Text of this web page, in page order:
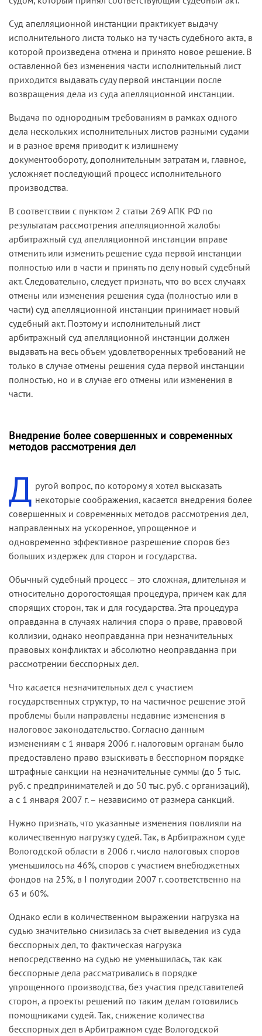
Суд апелляционной инстанции практикует выдачу
исполнительного листа только на ту часть судебного акта, в
которой произведена отмена и принято новое решение. В
оставленной без изменения части исполнительный лист
приходится выдавать суду первой инстанции после
возвращения дела из суда апелляционной инстанции.
Выдача по однородным требованиям в рамках одного
дела нескольких исполнительных листов разными судами
и в разное время приводит к излишнему
документообороту, дополнительным затратам и, главное,
усложняет последующий процесс исполнительного
производства.
В соответствии с пунктом 2 статьи 269 АПК РФ по
результатам рассмотрения апелляционной жалобы
арбитражный суд апелляционной инстанции вправе
отменить или изменить решение суда первой инстанции
полностью или в части и принять по делу новый судебный
акт. Следовательно, следует признать, что во всех случаях
отмены или изменения решения суда (полностью или в
части) суд апелляционной инстанции принимает новый
судебный акт. Поэтому и исполнительный лист
арбитражный суд апелляционной инстанции должен
выдавать на весь объем удовлетворенных требований не
только в случае отмены решения суда первой инстанции
полностью, но и в случае его отмены или изменения в
части.
Внедрение более совершенных и современных
методов рассмотрения дел
Д ругой вопрос, по которому я хотел высказать
некоторые соображения, касается внедрения более
совершенных и современных методов рассмотрения дел,
направленных на ускоренное, упрощенное и
одновременно эффективное разрешение споров без
больших издержек для сторон и государства.
Обычный судебный процесс – это сложная, длительная и
относительно дорогостоящая процедура, причем как для
спорящих сторон, так и для государства. Эта процедура
оправданна в случаях наличия спора о праве, правовой
коллизии, однако неоправданна при незначительных
правовых конфликтах и абсолютно неоправданна при
рассмотрении бесспорных дел.
Что касается незначительных дел с участием
государственных структур, то на частичное решение этой
проблемы были направлены недавние изменения в
налоговое законодательство. Согласно данным
изменениям с 1 января 2006 г. налоговым органам было
предоставлено право взыскивать в бесспорном порядке
штрафные санкции на незначительные суммы (до 5 тыс.
руб. с предпринимателей и до 50 тыс. руб. с организаций),
а с 1 января 2007 г. – независимо от размера санкций.
Нужно признать, что указанные изменения повлияли на
количественную нагрузку судей. Так, в Арбитражном суде
Вологодской области в 2006 г. число налоговых споров
уменьшилось на 46%, споров с участием внебюджетных
фондов на 25%, в I полугодии 2007 г. соответственно на
63 и 60%.
Однако если в количественном выражении нагрузка на
судью значительно снизилась за счет выведения из суда
бесспорных дел, то фактическая нагрузка
непосредственно на судью не уменьшилась, так как
бесспорные дела рассматривались в порядке
упрощенного производства, без участия представителей
сторон, а проекты решений по таким делам готовились
помощниками судей. Так, снижение количества
бесспорных дел в Арбитражном суде Вологодской